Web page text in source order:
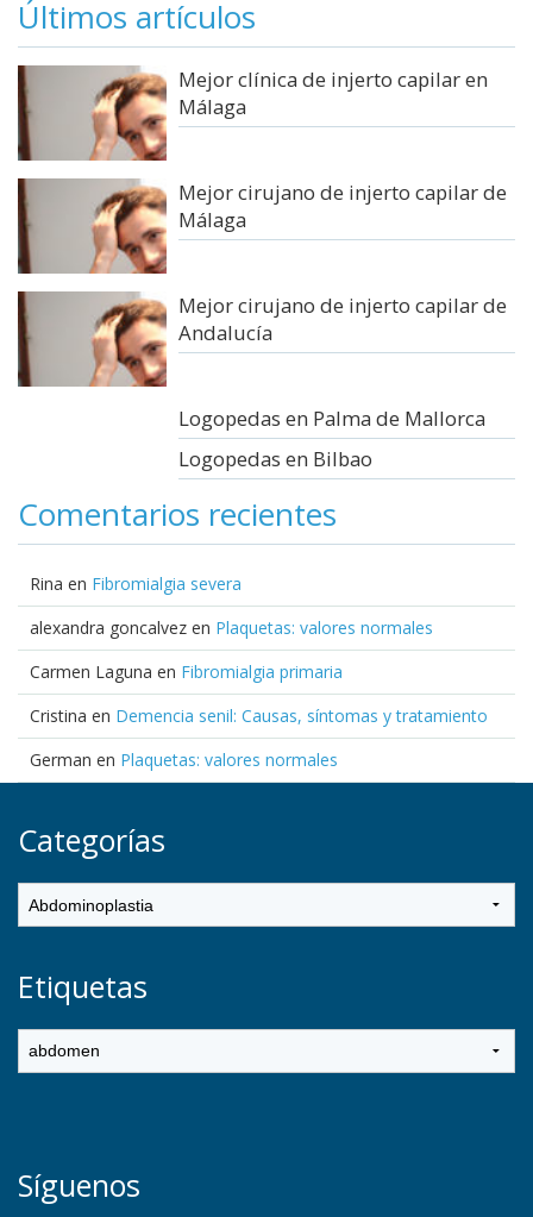
Últimos artículos
Mejor clínica de injerto capilar en
Málaga
Mejor cirujano de injerto capilar de
Málaga
Mejor cirujano de injerto capilar de
Andalucía
Logopedas en Palma de Mallorca
Logopedas en Bilbao
Comentarios recientes
Rina en Fibromialgia severa
alexandra goncalvez en Plaquetas: valores normales
Carmen Laguna en Fibromialgia primaria
Cristina en Demencia senil: Causas, síntomas y tratamiento
German en Plaquetas: valores normales
Categorías
Etiquetas
Síguenos